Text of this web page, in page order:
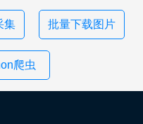
集 批量下载图片
爬虫